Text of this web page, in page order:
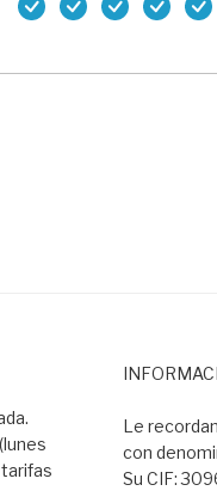
Le
con
Su CIF: